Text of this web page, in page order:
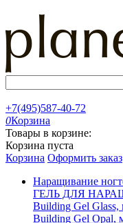
+7(495)587-40-72
0Корзина
Товары в корзине:
Корзина пуста
Корзина Оформить заказ
Наращивание
ГЕЛЬ ДЛЯ
Building Gel
Building Gel Opal,